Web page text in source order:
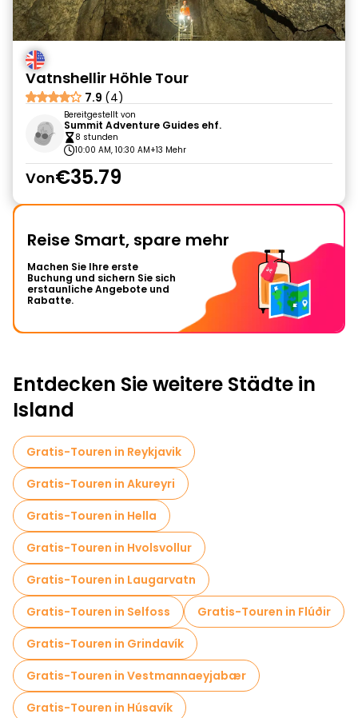
Vatnshellir Höhle Tour
7.9 (4)
Bereitgestellt von
Summit Adventure Guides ehf.
8 stunden
10:00 AM, 10:30 AM+13 Mehr
Von€35.79
Reise Smart, spare mehr
Machen Sie Ihre erste
Buchung und sichern Sie sich
erstaunliche Angebote und
Rabatte.
Entdecken Sie weitere Städte in
Island
Gratis-Touren in Reykjavik
Gratis-Touren in Akureyri
Gratis-Touren in Hella
Gratis-Touren in Hvolsvollur
Gratis-Touren in Laugarvatn
Gratis-Touren in Selfoss
Gratis-Touren in Flúðir
Gratis-Touren in Grindavík
Gratis-Touren in Vestmannaeyjabær
Gratis-Touren in Húsavík